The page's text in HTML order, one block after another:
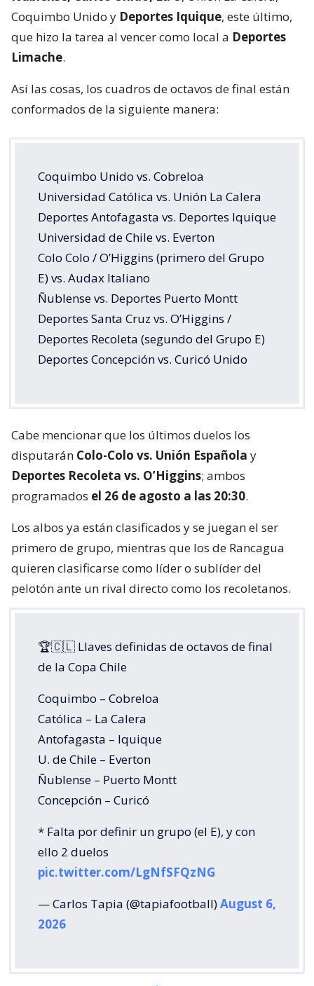
Coquimbo Unido y Deportes Iquique, este último,
que hizo la tarea al vencer como local a Deportes
Limache.
Así las cosas, los cuadros de octavos de final están
conformados de la siguiente manera:
Coquimbo Unido vs. Cobreloa
Universidad Católica vs. Unión La Calera
Deportes Antofagasta vs. Deportes Iquique
Universidad de Chile vs. Everton
Colo Colo / O’Higgins (primero del Grupo
E) vs. Audax Italiano
Ñublense vs. Deportes Puerto Montt
Deportes Santa Cruz vs. O’Higgins /
Deportes Recoleta (segundo del Grupo E)
Deportes Concepción vs. Curicó Unido
Cabe mencionar que los últimos duelos los
disputarán Colo-Colo vs. Unión Española y
Deportes Recoleta vs. O’Higgins; ambos
programados el 26 de agosto a las 20:30.
Los albos ya están clasificados y se juegan el ser
primero de grupo, mientras que los de Rancagua
quieren clasificarse como líder o sublíder del
pelotón ante un rival directo como los recoletanos.
🏆🇨🇱 Llaves definidas de octavos de final
de la Copa Chile
Coquimbo – Cobreloa
Católica – La Calera
Antofagasta – Iquique
U. de Chile – Everton
Ñublense – Puerto Montt
Concepción – Curicó
* Falta por definir un grupo (el E), y con
ello 2 duelos
pic.twitter.com/LgNfSFQzNG
— Carlos Tapia (@tapiafootball)August 6,
2026